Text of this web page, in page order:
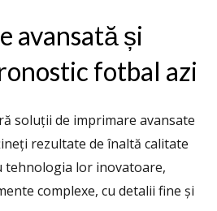
avansată și
fotbal azi
soluții de imprimare avansate
rezultate de înaltă calitate
tehnologia lor inovatoare,
complexe, cu detalii fine și